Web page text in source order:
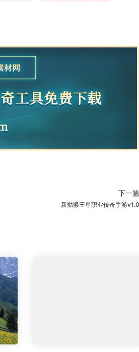
下一篇
新骷髅王单职业传奇手游v1.0